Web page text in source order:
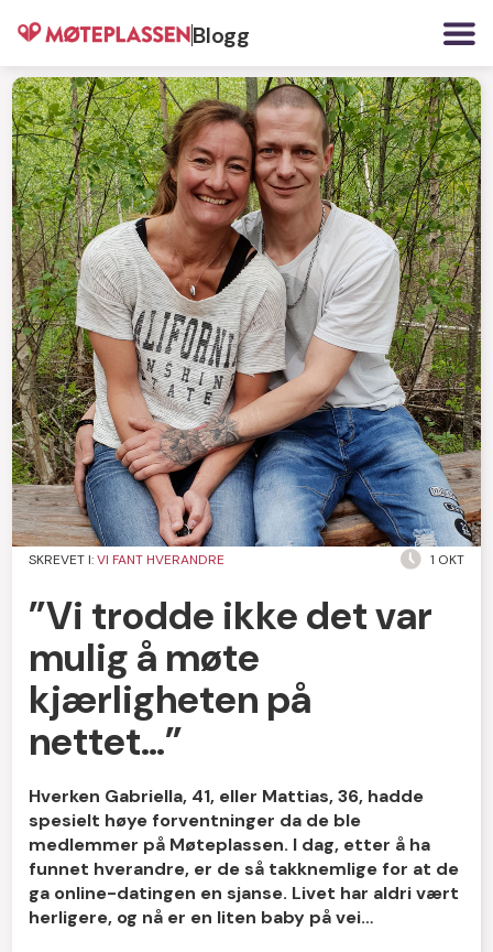
Blogg
SKREVET I:VI FANT HVERANDRE 1 OKT
”Vi trodde ikke det var
mulig å møte
kjærligheten på
nettet…”
Hverken Gabriella, 41, eller Mattias, 36, hadde
spesielt høye forventninger da de ble
medlemmer på Møteplassen. I dag, etter å ha
funnet hverandre, er de så takknemlige for at de
ga online-datingen en sjanse. Livet har aldri vært
herligere, og nå er en liten baby på vei…